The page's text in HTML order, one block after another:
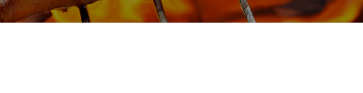
資料ダウンロード